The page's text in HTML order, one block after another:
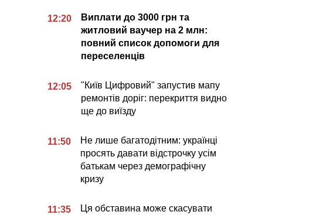
12:20
Виплати до 3000 грн та
житловий ваучер на 2 млн:
повний список допомоги для
переселенців
12:05
"Київ Цифровий" запустив мапу
ремонтів доріг: перекриття видно
ще до виїзду
11:50
Не лише багатодітним: українці
просять давати відстрочку усім
батькам через демографічну
кризу
11:35
Ця обставина може скасувати